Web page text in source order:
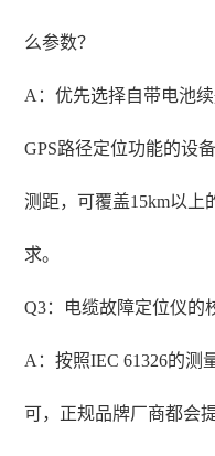
么参数？
A：优先选择自带电池
GPS路径定位功能的设
测距，可覆盖15km以上
求。
Q3：电缆故障定位仪的
A：按照IEC 61326的测
可，正规品牌厂商都会